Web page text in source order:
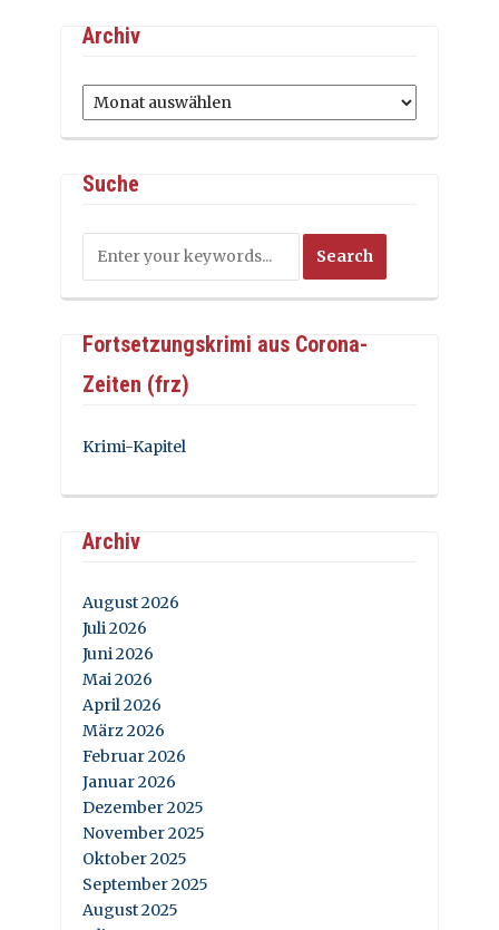
Archiv
Archiv
Suche
Fortsetzungskrimi aus Corona-
Zeiten (frz)
Krimi-Kapitel
Archiv
August 2026
Juli 2026
Juni 2026
Mai 2026
April 2026
März 2026
Februar 2026
Januar 2026
Dezember 2025
November 2025
Oktober 2025
September 2025
August 2025